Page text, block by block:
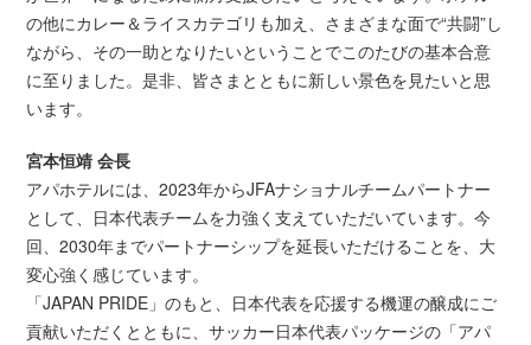
の他にカレー＆ライスカテゴリも加え、さまざまな面で“共闘”し
ながら、その一助となりたいということでこのたびの基本合意
に至りました。是非、皆さまとともに新しい景色を見たいと思
います。
宮本恒靖 会長
アパホテルには、2023年からJFAナショナルチームパートナー
として、日本代表チームを力強く支えていただいています。今
回、2030年までパートナーシップを延長いただけることを、大
変心強く感じています。
「JAPAN PRIDE」のもと、日本代表を応援する機運の醸成にご
貢献いただくとともに、サッカー日本代表パッケージの「アパ